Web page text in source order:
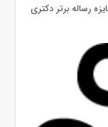
رساله برتر دکتری